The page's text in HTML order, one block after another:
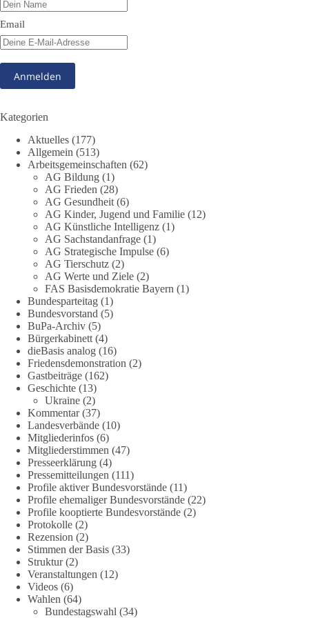
#dieBasis #Meme #Plandemie
348 28
Stimmen der dieBasis – heute mit dem „Demokratie-Bestatter“
Die Energiewende ist bisher kein Erfolg, sondern ein teures,
ineffizientes Unterfangen. Dies belegt eine Auswertung der
NZZ, wonach die Energiewende den Strom nicht billiger,
sondern teurer gemacht hat.
Quelle:
https://www.nzz.ch/der-andere-blick/fehlschlag-
energiewende-warum-deutschland-trotz-rekordausbau-von-
wind-und-sonnenkraft-weniger-strom-erzeugt-ld.10006607
🟩🟩🟦🟦🟥🟥🟧🟧
„Wir brauchen dringend wettbewerbsfähige Energiepreise und
eine ideologiefreie Diskussion“, meint der Demokratie-
Bestatter.
Wie siehst du das?
🤝 Jetzt Politik für die Menschen mitgestalten:
https://diebasis.de/mitgliedschaft/
#dieBasis #energiewende #strompreise
40 7 Auf Facebook ansehen
DieBasis
2 Tage(n) zuvor
⚡️ NATO-Gipfel in Ankara: Kriegskonferenz statt
Friedensgipfel!?
Email
Kategorien
Aktuelles (177)
Allgemein (513)
Arbeitsgemeinschaften (62)
AG Bildung (1)
AG Frieden (28)
AG Gesundheit (6)
AG Kinder, Jugend und Familie (12)
AG Künstliche Intelligenz (1)
AG Sachstandanfrage (1)
AG Strategische Impulse (6)
AG Tierschutz (2)
AG Werte und Ziele (2)
FAS Basisdemokratie Bayern (1)
Bundesparteitag (1)
Bundesvorstand (5)
BuPa-Archiv (5)
Bürgerkabinett (4)
dieBasis analog (16)
Friedensdemonstration (2)
Gastbeiträge (162)
Geschichte (13)
Ukraine (2)
Kommentar(37)
Landesverbände (10)
Mitgliederinfos (6)
Mitgliederstimmen (47)
Presseerklärung (4)
Pressemitteilungen (111)
Profile aktiver Bundesvorstände (11)
Profile ehemaliger Bundesvorstände (22)
Profile kooptierte Bundesvorstände (2)
Protokolle (2)
Rezension (2)
Stimmen der Basis (33)
Struktur(2)
Veranstaltungen (12)
Videos (6)
Wahlen (64)
Bundestagswahl (34)